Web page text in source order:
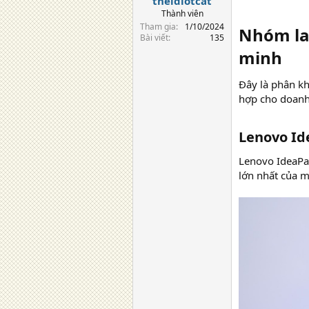
Thành viên
Tham gia
1/10/2024
Bài viết
135
Nhóm
minh​
Đây là phân
hợp cho
Lenovo
Lenovo
lớn nhất của